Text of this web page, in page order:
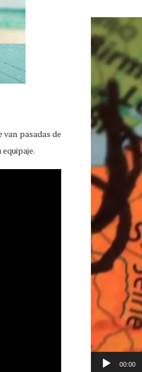
pasadas de
Reproductor
de
vídeo
00:00